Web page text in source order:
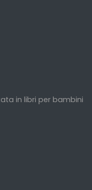
in libri per bambini